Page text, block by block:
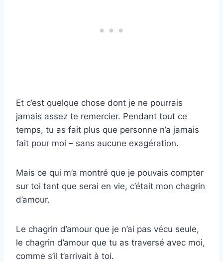
Et c’est quelque chose dont je ne pourrais
jamais assez te remercier. Pendant tout ce
temps, tu as fait plus que personne n’a jamais
fait pour moi – sans aucune exagération.
Mais ce qui m’a montré que je pouvais compter
sur toi tant que serai en vie, c’était mon chagrin
d’amour.
Le chagrin d’amour que je n’ai pas vécu seule,
le chagrin d’amour que tu as traversé avec moi,
comme s’il t’arrivait à toi.